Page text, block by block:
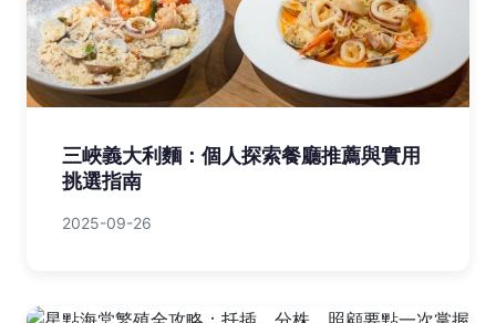
三峽義大利麵：個人探索餐廳推薦與實用
挑選指南
2025-09-26